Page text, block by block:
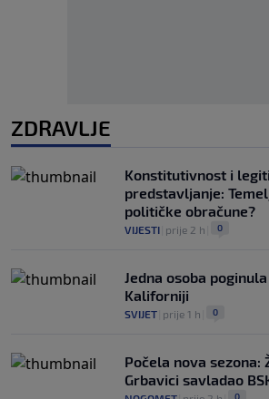
ZDRAVLJE
Konstitutivnost i
predstavljanje:
političke obračune?
VIJESTI prije 2 h 0
Jedna osoba
Kaliforniji
SVIJET prije 1 h 0
Počela nova sezona:
Grbavici savladao
0